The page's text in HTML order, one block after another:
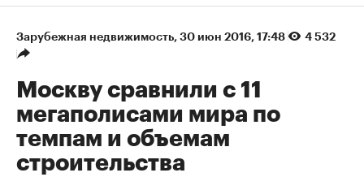
Зарубежная недвижимость⁠, 30 июн 2016, 17:48 4 532
Москву сравнили с 11
мегаполисами мира по
темпам и объемам
строительства